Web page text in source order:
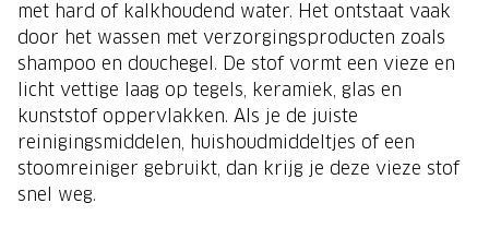
met hard of kalkhoudend water. Het ontstaat vaak
door het wassen met verzorgingsproducten zoals
shampoo en douchegel. De stof vormt een vieze en
licht vettige laag op tegels, keramiek, glas en
kunststof oppervlakken. Als je de juiste
reinigingsmiddelen, huishoudmiddeltjes of een
stoomreiniger gebruikt, dan krijg je deze vieze stof
snel weg.